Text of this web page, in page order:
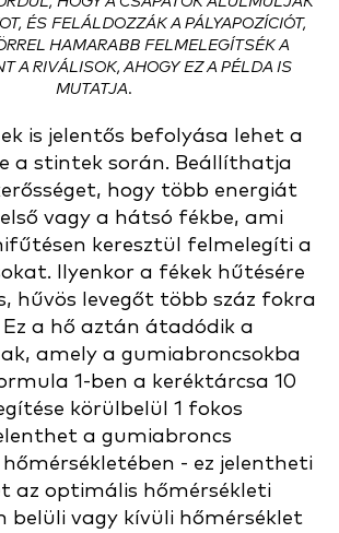
ÉS FELÁLDOZZÁK A PÁLYAPOZÍCIÓT,
HAMARABB FELMELEGÍTSÉK A
A RIVÁLISOK, AHOGY EZ A PÉLDA IS
MUTATJA.
is jelentős befolyása lehet a
a stintek során. Beállíthatja
hogy több energiát
vagy a hátsó fékbe, ami
keresztül felmelegíti a
Ilyenkor a fékek hűtésére
hűvös levegőt több száz fokra
a hő aztán átadódik a
amely a gumiabroncsokba
1-ben a keréktárcsa 10
körülbelül 1 fokos
a gumiabroncs
- ez jelentheti
az optimális hőmérsékleti
vagy kívüli hőmérséklet